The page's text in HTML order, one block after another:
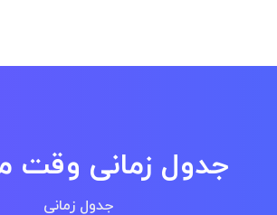
جدول زمانی وقت
جدول زمانی